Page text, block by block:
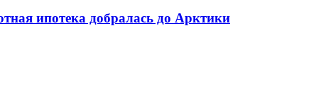
ипотека добралась до Арктики